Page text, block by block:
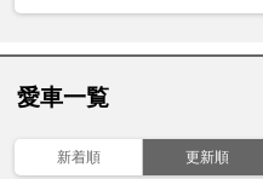
愛車一覧
新着順 更新順